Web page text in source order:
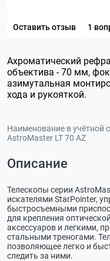
Оставить отзыв 1
Ахроматический
объектива - 70 мм,
азимутальная
хода и рукояткой.
Наименование в учётной
AstroMaster LT 70 AZ
Описание
Телескопы серии
искателями StarPointer,
быстросъемными
для крепления
аксессуаров и легкими,
стальными треногами.
позволяющее легко и
следить за ними.